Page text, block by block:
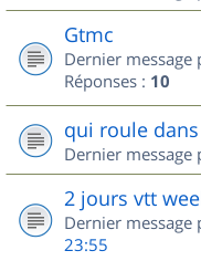
Gtmc
Dernier message
Réponses : 10
qui roule
Dernier message
2 jours vtt
Dernier message
23:55